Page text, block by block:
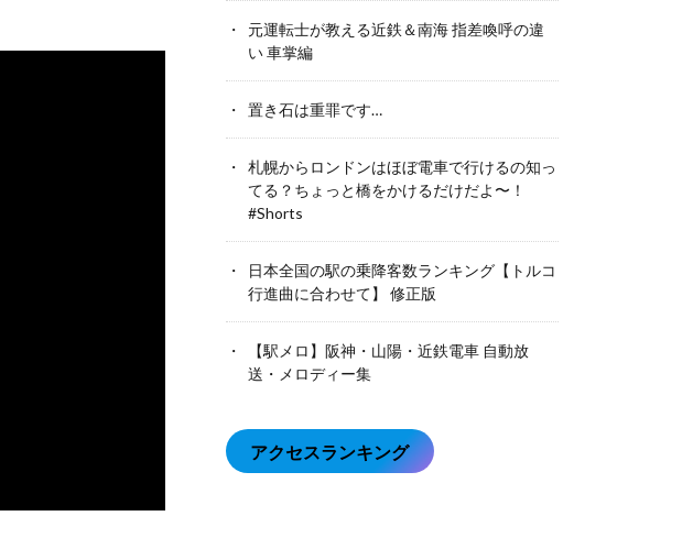
元運転士が教える近鉄＆南海 指差喚呼の違
い 車掌編
置き石は重罪です…
札幌からロンドンはほぼ電車で行けるの知っ
てる？ちょっと橋をかけるだけだよ〜！
#Shorts
日本全国の駅の乗降客数ランキング【トルコ
行進曲に合わせて】 修正版
【駅メロ】阪神・山陽・近鉄電車 自動放
送・メロディー集
アクセスランキング